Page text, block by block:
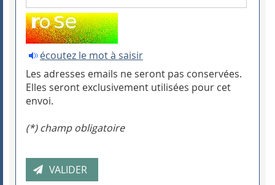
écoutez le mot à saisir
Les adresses emails ne seront pas conservées.
Elles seront exclusivement utilisées pour cet
envoi.
(*) champ obligatoire